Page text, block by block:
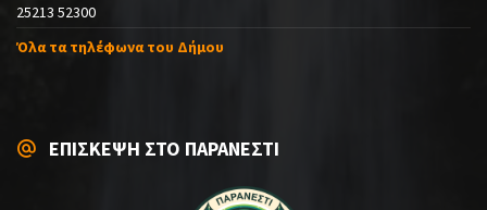
25213 52300
Όλα τα τηλέφωνα του Δήμου
ΕΠΙΣΚΕΨΗ ΣΤΟ ΠΑΡΑΝΕΣΤΙ